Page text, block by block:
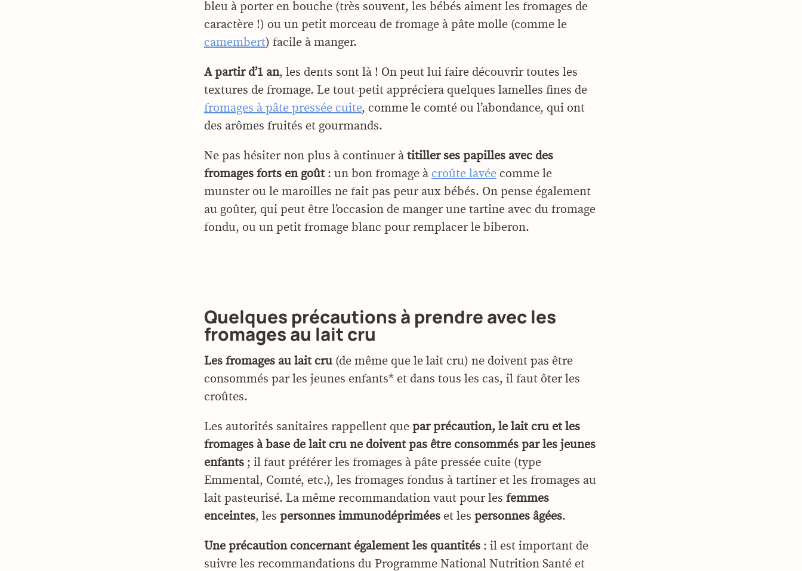
bleu à porter en bouche (très souvent, les bébés aiment les fromages de
caractère !) ou un petit morceau de fromage à pâte molle (comme le
camembert) facile à manger.
A partir d’1 an, les dents sont là ! On peut lui faire découvrir toutes les
textures de fromage. Le tout-petit appréciera quelques lamelles fines de
fromages à pâte pressée cuite, comme le comté ou l’abondance, qui ont
des arômes fruités et gourmands.
Ne pas hésiter non plus à continuer à titiller ses papilles avec des
fromages forts en goût: un bon fromage à croûte lavée comme le
munster ou le maroilles ne fait pas peur aux bébés. On pense également
au goûter, qui peut être l’occasion de manger une tartine avec du fromage
fondu, ou un petit fromage blanc pour remplacer le biberon.
Quelques précautions à prendre avec les
fromages au lait cru
Les fromages au lait cru (de même que le lait cru) ne doivent pas être
consommés par les jeunes enfants* et dans tous les cas, il faut ôter les
croûtes.
Les autorités sanitaires rappellent que par précaution, le lait cru et les
fromages à base de lait cru ne doivent pas être consommés par les jeunes
enfants ; il faut préférer les fromages à pâte pressée cuite (type
Emmental, Comté, etc.), les fromages fondus à tartiner et les fromages au
lait pasteurisé. La même recommandation vaut pour les femmes
enceintes, les personnes immunodéprimées et les personnes âgées.
Une précaution concernant également les quantités : il est important de
suivre les recommandations du Programme National Nutrition Santé et